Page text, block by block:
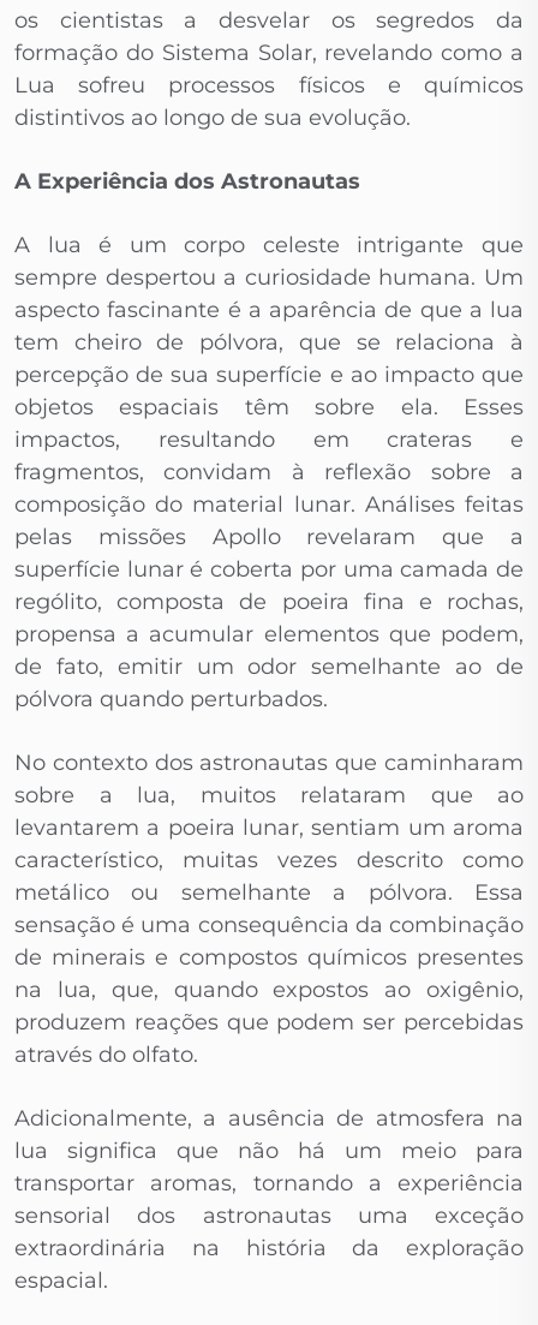
os cientistas a desvelar os segredos da
formação do Sistema Solar, revelando como a
Lua sofreu processos físicos e químicos
distintivos ao longo de sua evolução.
A Experiência dos Astronautas
A lua é um corpo celeste intrigante que
sempre despertou a curiosidade humana. Um
aspecto fascinante é a aparência de que a lua
tem cheiro de pólvora, que se relaciona à
percepção de sua superfície e ao impacto que
objetos espaciais têm sobre ela. Esses
impactos, resultando em crateras e
fragmentos, convidam à reflexão sobre a
composição do material lunar. Análises feitas
pelas missões Apollo revelaram que a
superfície lunar é coberta por uma camada de
rególito, composta de poeira fina e rochas,
propensa a acumular elementos que podem,
de fato, emitir um odor semelhante ao de
pólvora quando perturbados.
No contexto dos astronautas que caminharam
sobre a lua, muitos relataram que ao
levantarem a poeira lunar, sentiam um aroma
característico, muitas vezes descrito como
metálico ou semelhante a pólvora. Essa
sensação é uma consequência da combinação
de minerais e compostos químicos presentes
na lua, que, quando expostos ao oxigênio,
produzem reações que podem ser percebidas
através do olfato.
Adicionalmente, a ausência de atmosfera na
lua significa que não há um meio para
transportar aromas, tornando a experiência
sensorial dos astronautas uma exceção
extraordinária na história da exploração
espacial.